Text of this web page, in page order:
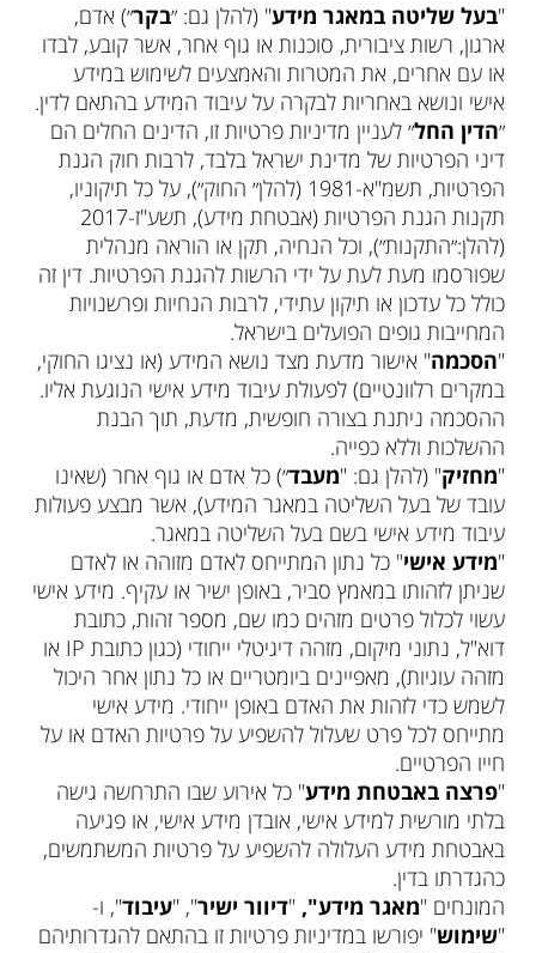
"בעל שליטה במאגר מידע" (להלן גם: ״בקר״) אדם,
ארגון, רשות ציבורית, סוכנות או גוף אחר, אשר קובע, לבדו
או עם אחרים, את המטרות והאמצעים לשימוש במידע
אישי ונושא באחריות לבקרה על עיבוד המידע בהתאם לדין.
״הדין החל״ לעניין מדיניות פרטיות זו, הדינים החלים הם
דיני הפרטיות של מדינת ישראל בלבד, לרבות חוק הגנת
הפרטיות, תשמ"א-1981 (להלן״ החוק״), על כל תיקוניו,
תקנות הגנת הפרטיות (אבטחת מידע), תשע"ז-2017
(להלן:״התקנות״), וכל הנחיה, תקן או הוראה מנהלית
שפורסמו מעת לעת על ידי הרשות להגנת הפרטיות. דין זה
כולל כל עדכון או תיקון עתידי, לרבות הנחיות ופרשנויות
המחייבות גופים הפועלים בישראל.
"הסכמה" אישור מדעת מצד נושא המידע (או נציגו החוקי,
במקרים רלוונטיים) לפעולת עיבוד מידע אישי הנוגעת אליו.
ההסכמה ניתנת בצורה חופשית, מדעת, תוך הבנת
ההשלכות וללא כפייה.
"מחזיק" (להלן גם: "מעבד״) כל אדם או גוף אחר (שאינו
עובד של בעל השליטה במאגר המידע), אשר מבצע פעולות
עיבוד מידע אישי בשם בעל השליטה במאגר.
"מידע אישי" כל נתון המתייחס לאדם מזוהה או לאדם
שניתן לזהותו במאמץ סביר, באופן ישיר או עקיף. מידע אישי
עשוי לכלול פרטים מזהים כמו שם, מספר זהות, כתובת
דוא"ל, נתוני מיקום, מזהה דיגיטלי ייחודי (כגון כתובת IP או
מזהה עוגיות), מאפיינים ביומטריים או כל נתון אחר היכול
לשמש כדי לזהות את האדם באופן ייחודי. מידע אישי
מתייחס לכל פרט שעלול להשפיע על פרטיות האדם או על
חייו הפרטיים.
"פרצה באבטחת מידע" כל אירוע שבו התרחשה גישה
בלתי מורשית למידע אישי, אובדן מידע אישי, או פגיעה
באבטחת מידע העלולה להשפיע על פרטיות המשתמשים,
כהגדרתו בדין.
המונחים "מאגר מידע","דיוור ישיר", "עיבוד", ו-
"שימוש" יפורשו במדיניות פרטיות זו בהתאם להגדרותיהם